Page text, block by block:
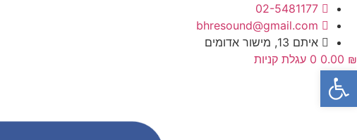
לתוכן
02-5481177
bhresound@gmail.com
איתם 13, מישור אדומים
0.00 ₪
0 עגלת קניות
פתח סרגל נגישות